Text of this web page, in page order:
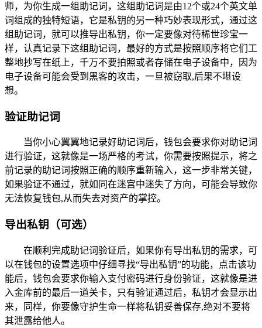
师，为你生成一组助记词，这组助记词是由12个或24个英文单
词组成的独特短语，它是私钥的另一种巧妙表现形式，通过这
组助记词，就可以推导出私钥，你一定要像对待稀世珍宝一
样，认真记录下这组助记词，最好的方式是按照顺序将它们工
整地抄写在纸上，千万不要拍照或者存储在电子设备中，因为
电子设备可能会受到黑客的攻击，一旦被窃取,后果不堪设
想。
验证助记词
当你小心翼翼地记录好助记词后，钱包会要求你对助记词
进行验证，这就像是一场严格的考试，你需要按照提示，将之
前记录的助记词按照正确的顺序重新输入，这一步非常关键，
如果验证不通过，就如同在迷宫中迷失了方向，可能会导致你
无法恢复钱包,从而失去对资产的掌控。
导出私钥（可选）
在顺利完成助记词验证后，如果你有导出私钥的需求，可
以在钱包的设置选项中仔细寻找“导出私钥”的功能，点击该功
能后，钱包会要求你输入支付密码进行身份验证，这就像是进
入金库前的最后一道关卡，只有验证通过后，私钥才会显示出
来，同样，你要像守护生命一样将私钥妥善保存,绝对不要将
其泄露给他人。